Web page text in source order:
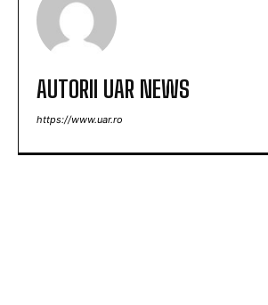
AUTORII UAR NEWS
https://www.uar.ro